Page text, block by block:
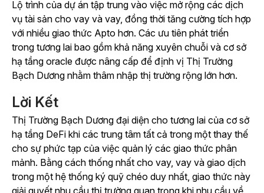
Lộ trình của dự án tập trung vào việc mở rộng các dịch
vụ tài sản cho vay và vay, đồng thời tăng cường tích hợp
với nhiều giao thức Apto hơn. Các ưu tiên phát triển
trong tương lai bao gồm khả năng xuyên chuỗi và cơ sở
hạ tầng oracle được nâng cấp để định vị Thị Trường
Bạch Dương nhằm thâm nhập thị trường rộng lớn hơn.
Lời Kết
Thị Trường Bạch Dương đại diện cho tương lai của cơ sở
hạ tầng DeFi khi các trung tâm tất cả trong một thay thế
cho sự phức tạp của việc quản lý các giao thức phân
mảnh. Bằng cách thống nhất cho vay, vay và giao dịch
trong một hệ thống ký quỹ chéo duy nhất, giao thức này